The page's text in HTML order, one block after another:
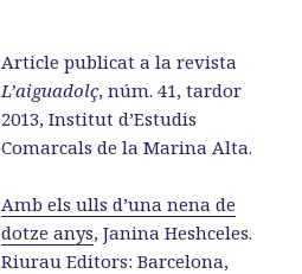
Article publicat a la revista
L’aiguadolç, núm. 41, tardor
2013, Institut d’Estudis
Comarcals de la Marina Alta.
Amb els ulls d’una nena de
dotze anys, Janina Heshceles.
Riurau Editors: Barcelona,